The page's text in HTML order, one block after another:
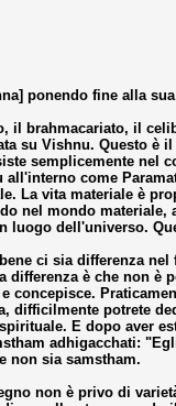
ponendo fine alla
il brahmacariato, il
su Vishnu. Questo è
semplicemente nel
come
La vita materiale è
nel mondo
luogo dell'universo.
ci sia differenza
è che non è
difficilmente potrete
E dopo aver
adhigacchati:
non sia samstham.
non è privo di